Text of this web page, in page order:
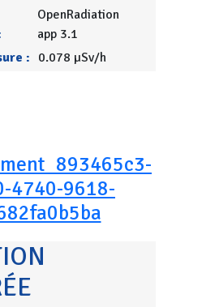
OpenRadiation
app 3.1
:
0.078 µSv/h
4740-9618-